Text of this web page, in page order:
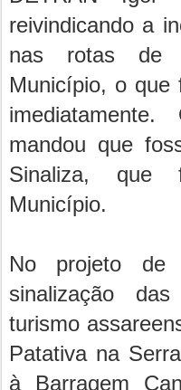
reivindicando a
nas rotas de
Município, o que
mandou que
Sinaliza, que
Município.
No projeto
sinalização
turismo
Patativa na
à Barragem